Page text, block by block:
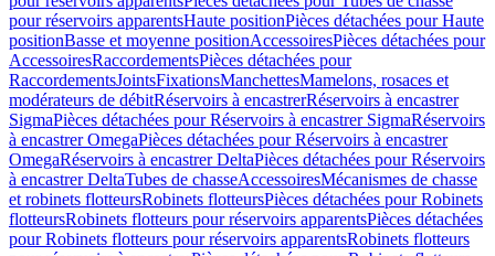
pour réservoirs apparentsHaute positionPièces détachées pour Haute
positionBasse et moyenne positionAccessoiresPièces détachées pour
AccessoiresRaccordementsPièces détachées pour
RaccordementsJointsFixationsManchettesMamelons, rosaces et
modérateurs de débitRéservoirs à encastrerRéservoirs à encastrer
SigmaPièces détachées pour Réservoirs à encastrer SigmaRéservoirs
à encastrer OmegaPièces détachées pour Réservoirs à encastrer
OmegaRéservoirs à encastrer DeltaPièces détachées pour Réservoirs
à encastrer DeltaTubes de chasseAccessoiresMécanismes de chasse
et robinets flotteursRobinets flotteursPièces détachées pour Robinets
flotteursRobinets flotteurs pour réservoirs apparentsPièces détachées
pour Robinets flotteurs pour réservoirs apparentsRobinets flotteurs